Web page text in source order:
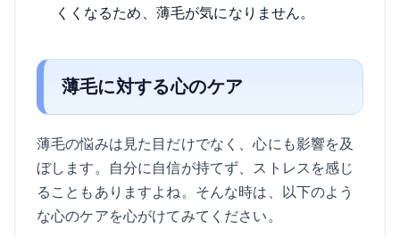
くくなるため、薄毛が気になりません。
薄毛に対する心のケア
薄毛の悩みは見た目だけでなく、心にも影響を及
ぼします。自分に自信が持てず、ストレスを感じ
ることもありますよね。そんな時は、以下のよう
な心のケアを心がけてみてください。